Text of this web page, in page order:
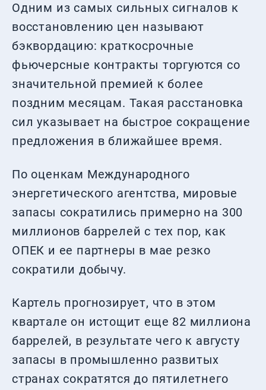
Одним из самых сильных сигналов к
восстановлению цен называют
бэквордацию: краткосрочные
фьючерсные контракты торгуются со
значительной премией к более
поздним месяцам. Такая расстановка
сил указывает на быстрое сокращение
предложения в ближайшее время.
По оценкам Международного
энергетического агентства, мировые
запасы сократились примерно на 300
миллионов баррелей с тех пор, как
ОПЕК и ее партнеры в мае резко
сократили добычу.
Картель прогнозирует, что в этом
квартале он истощит еще 82 миллиона
баррелей, в результате чего к августу
запасы в промышленно развитых
странах сократятся до пятилетнего